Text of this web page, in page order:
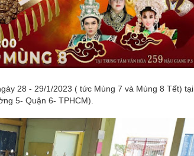
28 - 29/1/2023 ( tức Mùng 7 và Mùng 8 Tết) tại
5- Quận 6- TPHCM).